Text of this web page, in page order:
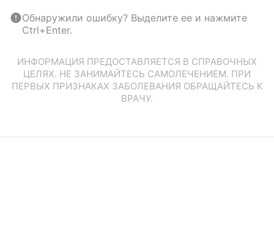
Обнаружили ошибку? Выделите ее и нажмите
Ctrl+Enter.
ИНФОРМАЦИЯ ПРЕДОСТАВЛЯЕТСЯ В СПРАВОЧНЫХ
ЦЕЛЯХ. НЕ ЗАНИМАЙТЕСЬ САМОЛЕЧЕНИЕМ. ПРИ
ПЕРВЫХ ПРИЗНАКАХ ЗАБОЛЕВАНИЯ ОБРАЩАЙТЕСЬ К
ВРАЧУ.